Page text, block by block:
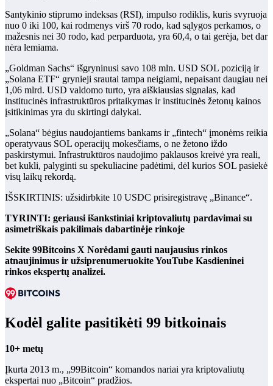
Santykinio stiprumo indeksas (RSI), impulso rodiklis, kuris svyruoja
nuo 0 iki 100, kai rodmenys virš 70 rodo, kad sąlygos perkamos, o
mažesnis nei 30 rodo, kad perparduota, yra 60,4, o tai gerėja, bet dar
nėra lemiama.
„Goldman Sachs“ išgryninusi savo 108 mln. USD SOL poziciją ir
„Solana ETF“ grynieji srautai tampa neigiami, nepaisant daugiau nei
1,06 mlrd. USD valdomo turto, yra aiškiausias signalas, kad
institucinės infrastruktūros pritaikymas ir institucinės žetonų kainos
įsitikinimas yra du skirtingi dalykai.
„Solana“ bėgius naudojantiems bankams ir „fintech“ įmonėms reikia
operatyvaus SOL operacijų mokesčiams, o ne žetono iždo
paskirstymui. Infrastruktūros naudojimo paklausos kreivė yra reali,
bet kukli, palyginti su spekuliacine padėtimi, dėl kurios SOL pasiekė
visų laikų rekordą.
IŠSKIRTINIS: užsidirbkite 10 USDC prisiregistravę „Binance“.
TYRINTI: geriausi išankstiniai kriptovaliutų pardavimai su
asimetriškais pakilimais dabartinėje rinkoje
Sekite 99Bitcoins X Norėdami gauti naujausius rinkos
atnaujinimus ir užsiprenumeruokiteYouTube Kasdieninei
rinkos ekspertų analizei.
Kodėl galite pasitikėti 99 bitkoinais
10+ metų
Įkurta 2013 m., „99Bitcoin“ komandos nariai yra kriptovaliutų
ekspertai nuo „Bitcoin“ pradžios.